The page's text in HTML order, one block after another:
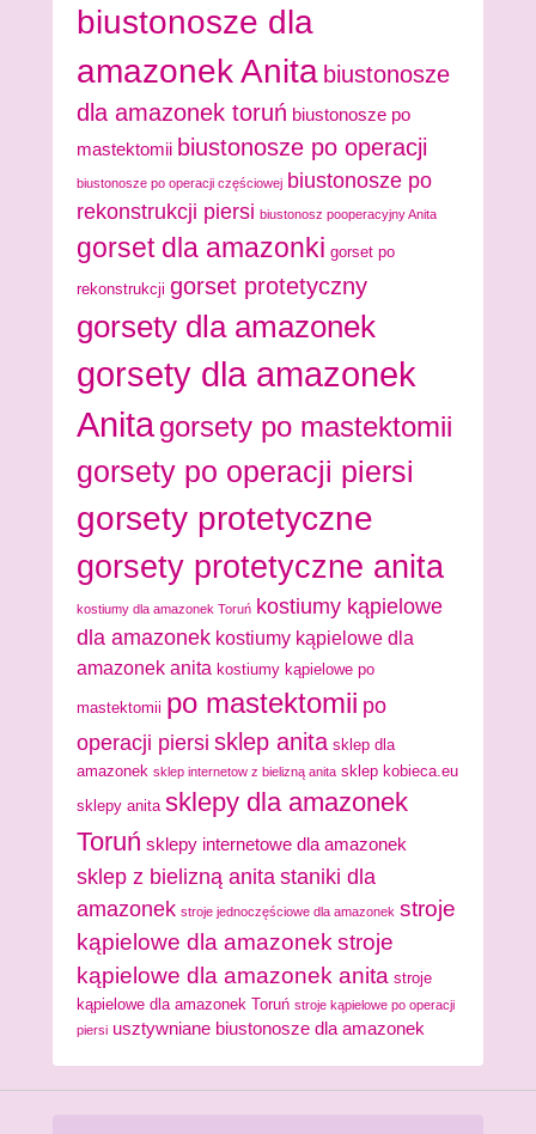
biustonosze dla
amazonek Anita biustonosze
dla amazonek toruń biustonosze po
mastektomii biustonosze po operacji
biustonosze po operacji częściowej biustonosze po
rekonstrukcji piersi biustonosz pooperacyjny Anita
gorset dla amazonki gorset po
rekonstrukcji gorset protetyczny
gorsety dla amazonek
gorsety dla amazonek
Anitagorsety po mastektomii
gorsety po operacji piersi
gorsety protetyczne
gorsety protetyczne anita
kostiumy dla amazonek Toruń kostiumy kąpielowe
dla amazonek kostiumy kąpielowe dla
amazonek anita kostiumy kąpielowe po
mastektomii po mastektomii po
operacji piersi sklep anita sklep dla
amazonek sklep internetow z bielizną anita sklep kobieca.eu
sklepy anita sklepy dla amazonek
Toruń sklepy internetowe dla amazonek
sklep z bielizną anita staniki dla
amazonek stroje jednoczęściowe dla amazonek stroje
kąpielowe dla amazonek stroje
kąpielowe dla amazonek anita stroje
kąpielowe dla amazonek Toruń stroje kąpielowe po operacji
piersi usztywniane biustonosze dla amazonek